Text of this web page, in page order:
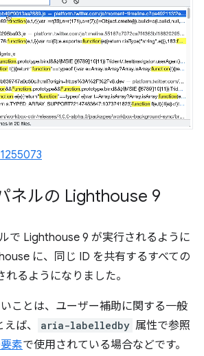
1255073
ネルの Lighthouse 9
で Lighthouse 9 が実行されるように
に、同じ ID を共有するすべての
るようになりました。
ことは、ユーザー補助に関する一般
ば、
aria-labelledby 属性で参照
素で使用されている場合などです。